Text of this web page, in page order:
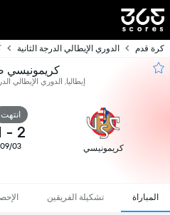
كرة قدم الدوري الإيطالي الدرجة الثانية
كريمونيسي
إيطاليا, الدوري الإيطالي
كريمونيسي
انتهت
2
-
09/03
المباراة تشكيلة الفريقين